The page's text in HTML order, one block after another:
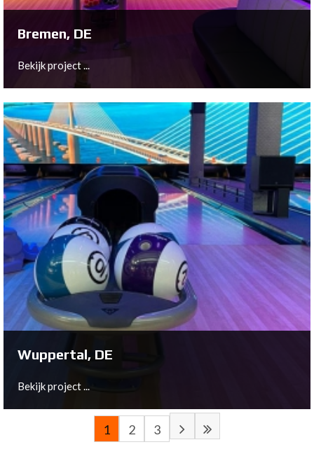
Bremen, DE
Bekijk project ...
Bremen, DE
Bekijk project ...
Wuppertal, DE
Bekijk project ...
1 2 3